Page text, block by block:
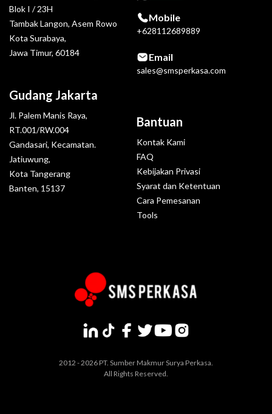
Blok I / 23H
Tambak Langon, Asem Rowo
Kota Surabaya,
Jawa Timur, 60184
Gudang Jakarta
Jl. Palem Manis Raya,
RT.001/RW.004
Gandasari, Kecamatan.
Jatiuwung,
Kota Tangerang
Banten, 15137
Mobile
+628112689889
Email
sales@smsperkasa.com
Bantuan
Kontak Kami
FAQ
Kebijakan Privasi
Syarat dan Ketentuan
Cara Pemesanan
Tools
2012 - 2026 PT. Sumber Makmur Surya Perkasa.
All Rights Reserved.